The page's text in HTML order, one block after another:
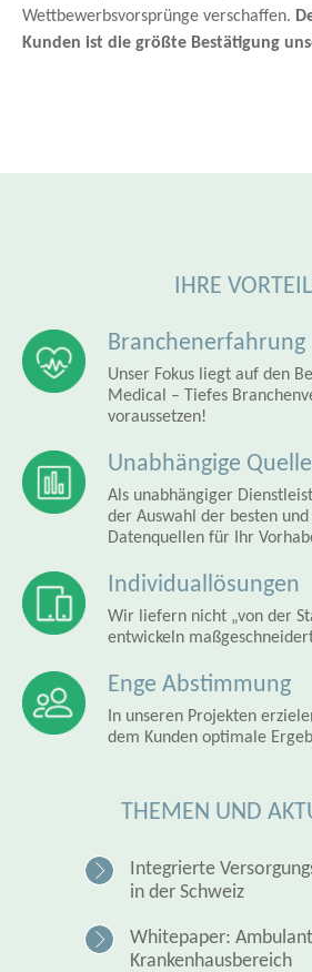
Wettbewerbsvorsprünge verschaffen.
Kunden ist die größte Bestätigung
IHRE
Branchenerfahrung
Unser Fokus liegt auf den
Medical – Tiefes
voraussetzen!
Unabhängige
Als unabhängiger
der Auswahl der besten
Datenquellen für Ihr
Individuallösungen
Wir liefern nicht „von der
entwickeln
Enge Abstimmung
In unseren Projekten
dem Kunden optimale
THEMEN UND
Integrierte
in der Schweiz
Whitepaper:
Krankenhausbereich